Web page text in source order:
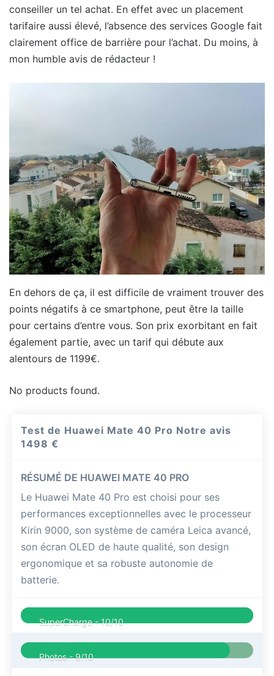
conseiller un tel achat. En effet avec un placement
tarifaire aussi élevé, l’absence des services Google fait
clairement office de barrière pour l’achat. Du moins, à
mon humble avis de rédacteur !
En dehors de ça, il est difficile de vraiment trouver des
points négatifs à ce smartphone, peut être la taille
pour certains d’entre vous. Son prix exorbitant en fait
également partie, avec un tarif qui débute aux
alentours de 1199€.
No products found.
Test de Huawei Mate 40 Pro Notre avis
1498 €
RÉSUMÉ DE HUAWEI MATE 40 PRO
Le Huawei Mate 40 Pro est choisi pour ses
performances exceptionnelles avec le processeur
Kirin 9000, son système de caméra Leica avancé,
son écran OLED de haute qualité, son design
ergonomique et sa robuste autonomie de
batterie.
SuperCharge -10/10
Photos -9/10